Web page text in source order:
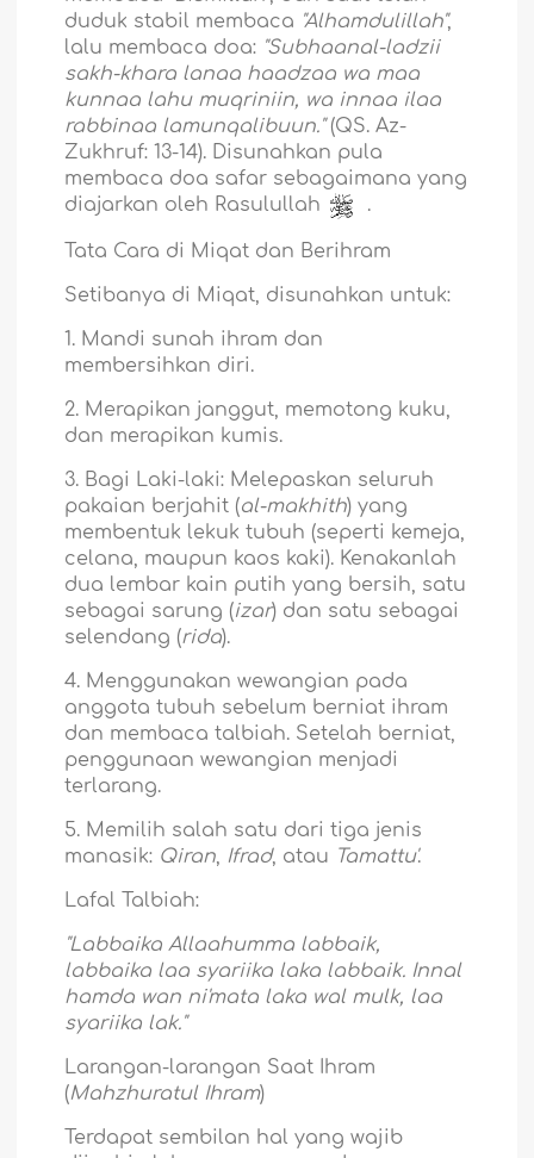
duduk stabil membaca "Alhamdulillah",
lalu membaca doa: "Subhaanal-ladzii
sakh-khara lanaa haadzaa wa maa
kunnaa lahu muqriniin, wa innaa ilaa
rabbinaa lamunqalibuun."(QS. Az-
Zukhruf: 13-14). Disunahkan pula
membaca doa safar sebagaimana yang
diajarkan oleh Rasulullah
.
Tata Cara di Miqat dan Berihram
Setibanya di Miqat, disunahkan untuk:
1. Mandi sunah ihram dan
membersihkan diri.
2. Merapikan janggut, memotong kuku,
dan merapikan kumis.
3. Bagi Laki-laki: Melepaskan seluruh
pakaian berjahit (al-makhith) yang
membentuk lekuk tubuh (seperti kemeja,
celana, maupun kaos kaki). Kenakanlah
dua lembar kain putih yang bersih, satu
sebagai sarung (izar) dan satu sebagai
selendang (rida).
4. Menggunakan wewangian pada
anggota tubuh sebelum berniat ihram
dan membaca talbiah. Setelah berniat,
penggunaan wewangian menjadi
terlarang.
5. Memilih salah satu dari tiga jenis
manasik: Qiran, Ifrad, atau Tamattu'.
Lafal Talbiah:
"Labbaika Allaahumma labbaik,
labbaika laa syariika laka labbaik. Innal
hamda wan ni'mata laka wal mulk, laa
syariika lak."
Larangan-larangan Saat Ihram
(Mahzhuratul Ihram)
Terdapat sembilan hal yang wajib